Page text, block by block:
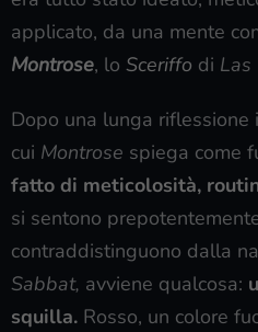
applicato, da una mente
Montrose, lo Sceriffo di Las
Dopo una lunga riflessione
cui Montrose spiega come
fatto di meticolosità,
si sentono
contraddistinguono dalla
Sabbat, avviene qualcosa:
squilla. Rosso, un colore